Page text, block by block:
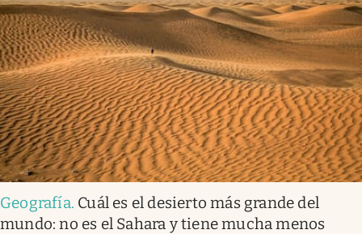
Geografía. Cuál es el desierto más grande del
mundo: no es el Sahara y tiene mucha menos